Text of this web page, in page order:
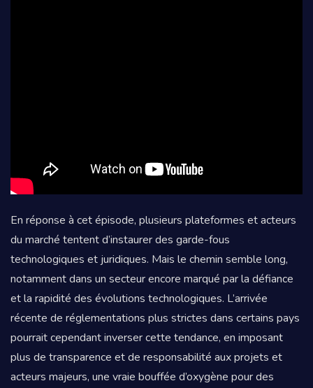
En réponse à cet épisode, plusieurs plateformes et acteurs
du marché tentent d’instaurer des garde-fous
technologiques et juridiques. Mais le chemin semble long,
notamment dans un secteur encore marqué par la défiance
et la rapidité des évolutions technologiques. L’arrivée
récente de réglementations plus strictes dans certains pays
pourrait cependant inverser cette tendance, en imposant
plus de transparence et de responsabilité aux projets et
acteurs majeurs, une vraie bouffée d’oxygène pour des